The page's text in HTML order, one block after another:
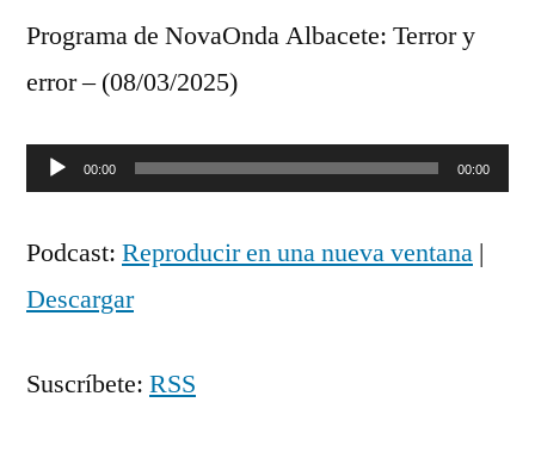
Programa de NovaOnda Albacete: Terror y
error – (08/03/2025)
Reproductor
audio
00:00 00:00
Podcast: Reproducir en una nueva ventana |
Descargar
Suscríbete: RSS